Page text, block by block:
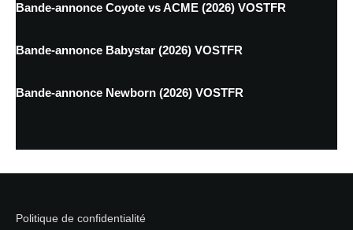
Bande-annonce Coyote vs ACME (2026) VOSTFR
Bande-annonce Babystar (2026) VOSTFR
Bande-annonce Newborn (2026) VOSTFR
Politique de confidentialité